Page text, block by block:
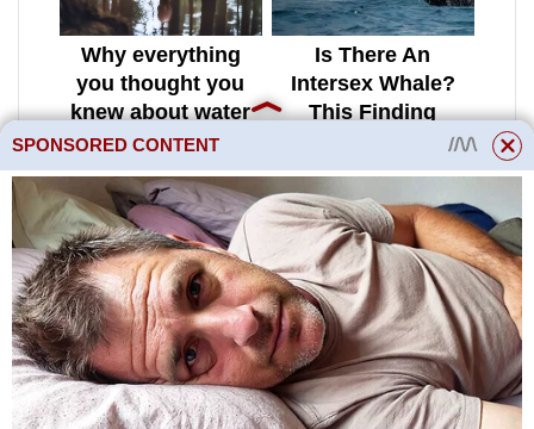
SPONSORED CONTENT